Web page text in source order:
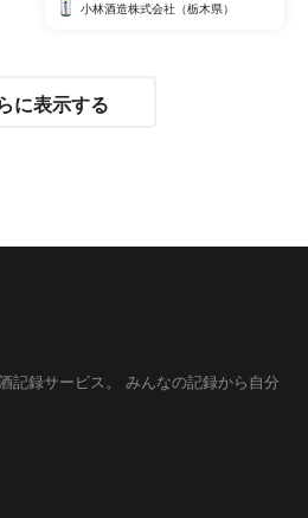
小林酒造株式会社（栃木県）
に表示する
記録サービス。
みんなの記録から自分